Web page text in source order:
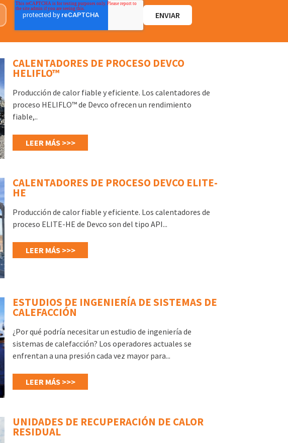
CALENTADORES DE PROCESO DEVCO
HELIFLO™
Producción de calor fiable y eficiente. Los calentadores de
proceso HELIFLO™ de Devco ofrecen un rendimiento
fiable,..
LEER MÁS >>>
CALENTADORES DE PROCESO DEVCO ELITE-
HE
Producción de calor fiable y eficiente. Los calentadores de
proceso ELITE-HE de Devco son del tipo API...
LEER MÁS >>>
ESTUDIOS DE INGENIERÍA DE SISTEMAS DE
CALEFACCIÓN
¿Por qué podría necesitar un estudio de ingeniería de
sistemas de calefacción? Los operadores actuales se
enfrentan a una presión cada vez mayor para...
LEER MÁS >>>
UNIDADES DE RECUPERACIÓN DE CALOR
RESIDUAL